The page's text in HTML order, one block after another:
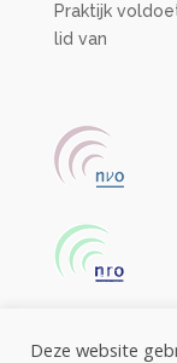
Praktijk
lid van
Deze website